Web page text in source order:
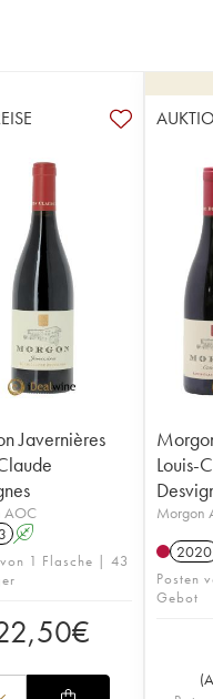
Javernières
AOC
A
von 1 Flasche | 43
€
Louis-
Morgon
2020
Posten
Gebot
(